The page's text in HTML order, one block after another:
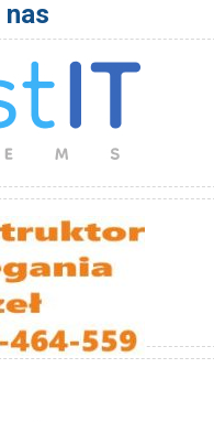
nas